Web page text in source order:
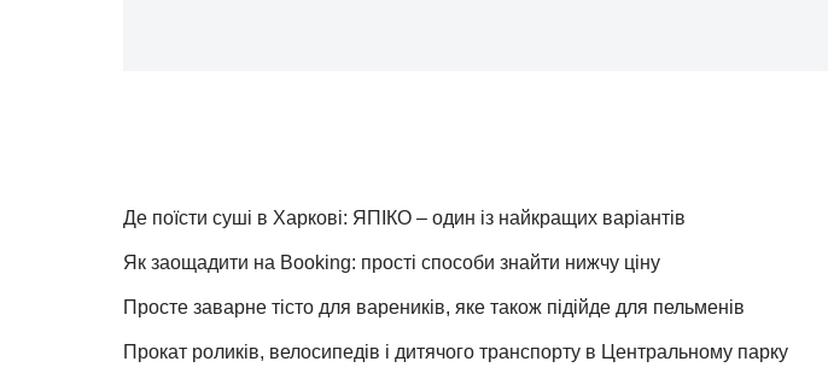
Де поїсти суші в Харкові: ЯПІКО – один із найкращих варіантів
Як заощадити на Booking: прості способи знайти нижчу ціну
Просте заварне тісто для вареників, яке також підійде для пельменів
Прокат роликів, велосипедів і дитячого транспорту в Центральному парку